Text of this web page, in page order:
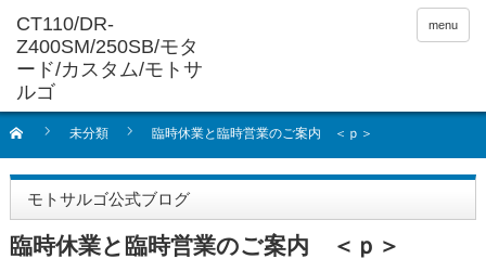
menu
未分類 臨時休業と臨時営業のご案内 ＜ｐ＞
モトサルゴ公式ブログ
臨時休業と臨時営業のご案内 ＜ｐ＞